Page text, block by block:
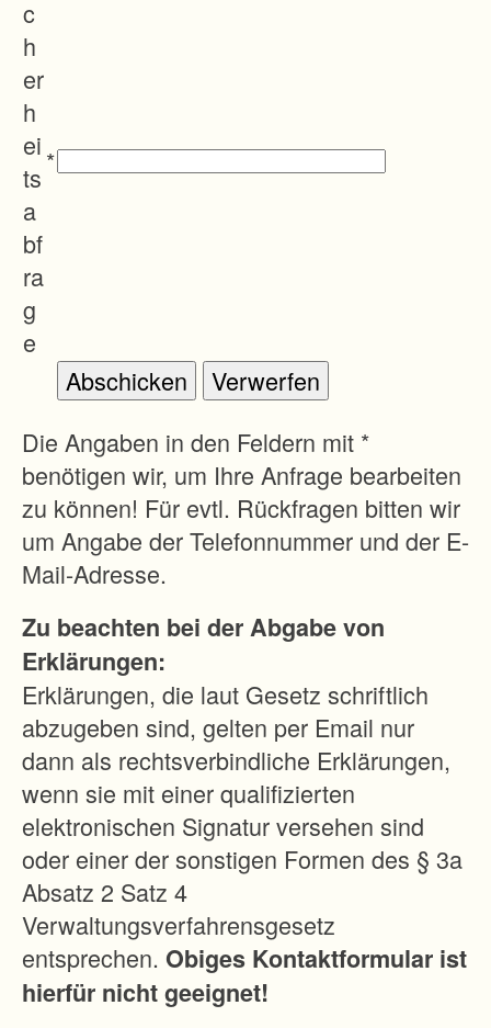
c
h
er
h
ei
ts
a
bf
ra
g
e
*
Die Angaben in den Feldern mit *
benötigen wir, um Ihre Anfrage bearbeiten
zu können! Für evtl. Rückfragen bitten wir
um Angabe der Telefonnummer und der E-
Mail-Adresse.
Zu beachten bei der Abgabe von
Erklärungen:
Erklärungen, die laut Gesetz schriftlich
abzugeben sind, gelten per Email nur
dann als rechtsverbindliche Erklärungen,
wenn sie mit einer qualifizierten
elektronischen Signatur versehen sind
oder einer der sonstigen Formen des § 3a
Absatz 2 Satz 4
Verwaltungsverfahrensgesetz
entsprechen. Obiges Kontaktformular ist
hierfür nicht geeignet!